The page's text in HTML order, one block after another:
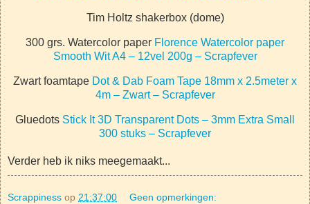
Tim Holtz shakerbox (dome)
300 grs. Watercolor paper Florence Watercolor paper
Smooth Wit A4 – 12vel 200g – Scrapfever
Zwart foamtape Dot & Dab Foam Tape 18mm x 2.5meter x
4m – Zwart – Scrapfever
Gluedots Stick It 3D Transparent Dots – 3mm Extra Small
300 stuks – Scrapfever
Verder heb ik niks meegemaakt...
Scrappiness op 21:37:00 Geen opmerkingen: